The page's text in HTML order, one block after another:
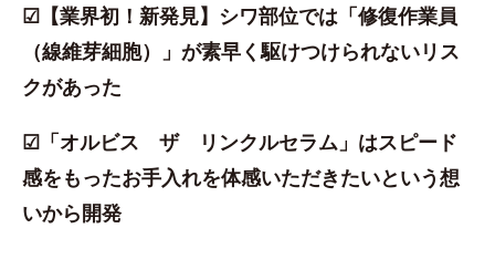
☑【業界初！新発見】シワ部位では「修復作業員
（線維芽細胞）」が素早く駆けつけられないリス
クがあった
☑「オルビス ザ リンクルセラム」はスピード
感をもったお手入れを体感いただきたいという想
いから開発